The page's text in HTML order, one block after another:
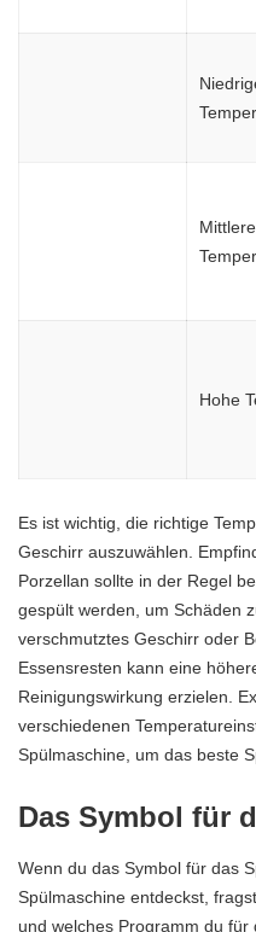
Mittlere
Hohe
Es ist wichtig, die richtige
Geschirr auszuwählen.
Porzellan sollte in der Regel
gespült werden, um Schäden
verschmutztes Geschirr oder
Essensresten kann eine
Reinigungswirkung erzielen.
verschiedenen
Spülmaschine, um das beste
Das Symbol für
Wenn du das Symbol für das
Spülmaschine entdeckst,
und welches Programm du für